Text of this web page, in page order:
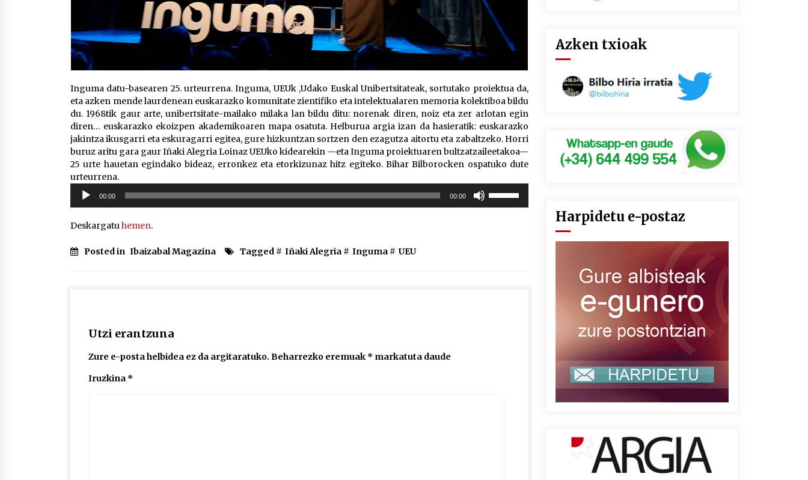
Inguma datu-basearen 25. urteurrena. Inguma, UEUk ,Udako Euskal Unibertsitateak, sortutako proiektua da,
eta azken mende laurdenean euskarazko komunitate zientifiko eta intelektualaren memoria kolektiboa bildu
du. 1968tik gaur arte, unibertsitate-mailako milaka lan bildu ditu: norenak diren, noiz eta zer arlotan egin
diren… euskarazko ekoizpen akademikoaren mapa osatuta. Helburua argia izan da hasieratik: euskarazko
jakintza ikusgarri eta eskuragarri egitea, gure hizkuntzan sortzen den ezagutza aitortu eta zabaltzeko. Horri
buruz aritu gara gaur Iñaki Alegria Loinaz UEUko kidearekin —eta Inguma proiektuaren bultzatzaileetakoa—
25 urte hauetan egindako bideaz, erronkez eta etorkizunaz hitz egiteko. Bihar Bilborocken ospatuko dute
urteurrena.
Soinu
erreproduzigailua
00:00 00:00
Deskargatuhemen.
Posted in Ibaizabal Magazina Tagged # Iñaki Alegria # Inguma # UEU
Utzi erantzuna
Zure e-posta helbidea ez da argitaratuko. Beharrezko eremuak * markatuta daude
Iruzkina *
Azken txioak
Harpidetu e-postaz